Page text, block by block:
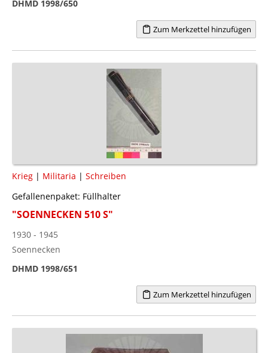
DHMD 1998/650
Zum Merkzettel hinzufügen
Krieg | Militaria | Schreiben
Gefallenenpaket: Füllhalter
"SOENNECKEN 510 S"
1930 - 1945
Soennecken
DHMD 1998/651
Zum Merkzettel hinzufügen